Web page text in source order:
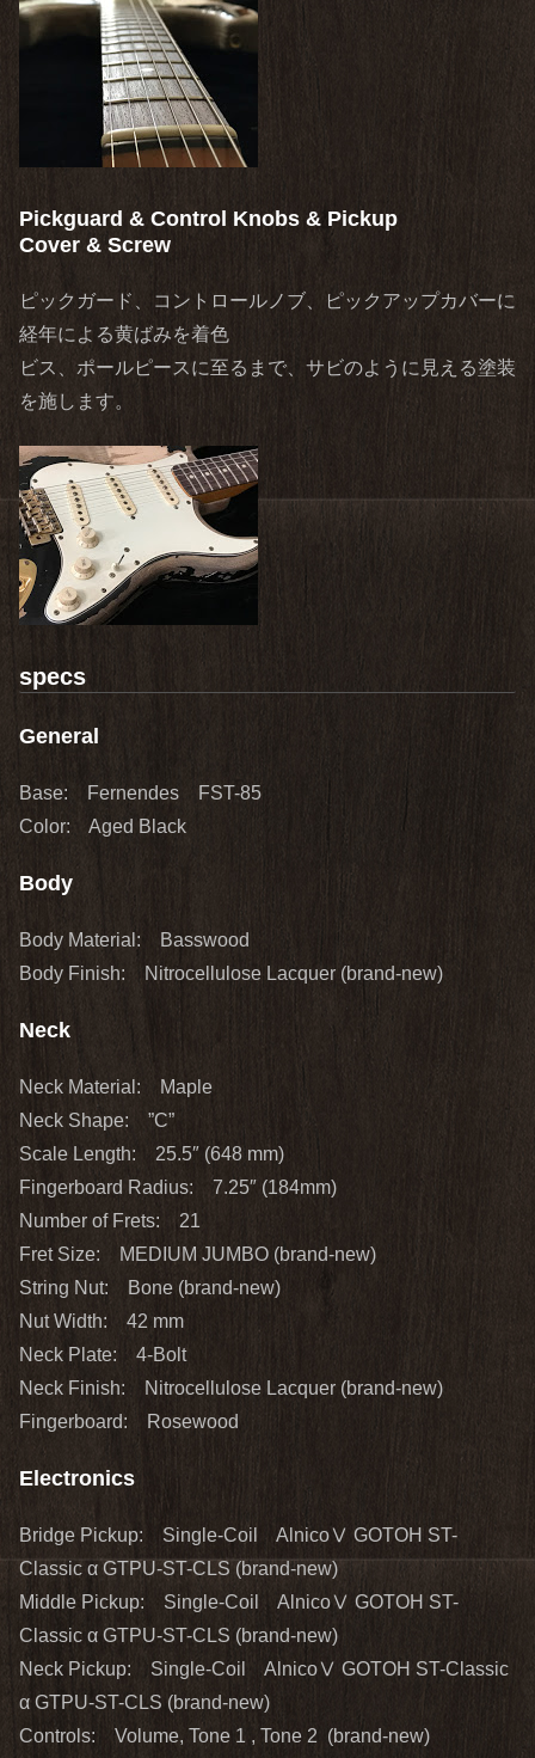
Pickguard & Control Knobs & Pickup
Cover & Screw
ピックガード、コントロールノブ、ピックアップカバーに
経年による黄ばみを着色
ビス、ポールピースに至るまで、サビのように見える塗装
を施します。
specs
General
Base: Fernendes FST-85
Color: Aged Black
Body
Body Material: Basswood
Body Finish: Nitrocellulose Lacquer (brand‐new)
Neck
Neck Material: Maple
Neck Shape: ”C”
Scale Length: 25.5″ (648 mm)
Fingerboard Radius: 7.25″ (184mm)
Number of Frets: 21
Fret Size: MEDIUM JUMBO (brand‐new)
String Nut: Bone (brand‐new)
Nut Width: 42 mm
Neck Plate: 4-Bolt
Neck Finish: Nitrocellulose Lacquer (brand‐new)
Fingerboard: Rosewood
Electronics
Bridge Pickup: Single-Coil AlnicoⅤ GOTOH ST-
Classic α GTPU-ST-CLS (brand‐new)
Middle Pickup: Single-Coil AlnicoⅤ GOTOH ST-
Classic α GTPU-ST-CLS (brand‐new)
Neck Pickup: Single-Coil AlnicoⅤ GOTOH ST-Classic
α GTPU-ST-CLS (brand‐new)
Controls: Volume, Tone 1 , Tone 2 (brand‐new)